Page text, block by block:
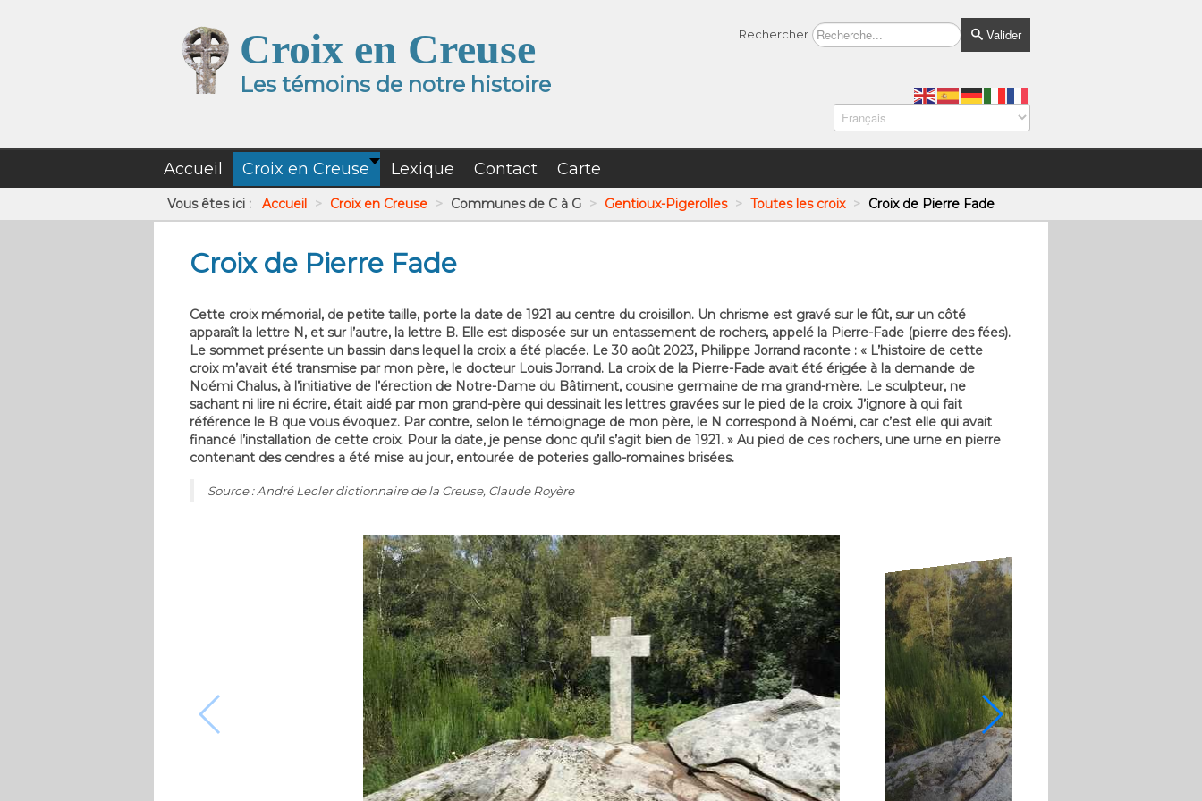
Croix en Creuse
Les témoins de notre histoire
Rechercher Valider
Accueil Croix en Creuse Lexique Contact Carte
Vous êtes ici : Accueil > Croix en Creuse > Communes de C à G > Gentioux-Pigerolles > Toutes les croix > Croix de Pierre Fade
Croix de Pierre Fade
Cette croix mémorial, de petite taille, porte la date de 1921 au centre du croisillon. Un chrisme est gravé sur le fût, sur un côté
apparaît la lettre N, et sur l’autre, la lettre B. Elle est disposée sur un entassement de rochers, appelé la Pierre-Fade (pierre des fées).
Le sommet présente un bassin dans lequel la croix a été placée. Le 30 août 2023, Philippe Jorrand raconte : « L’histoire de cette
croix m’avait été transmise par mon père, le docteur Louis Jorrand. La croix de la Pierre-Fade avait été érigée à la demande de
Noémi Chalus, à l’initiative de l’érection de Notre-Dame du Bâtiment, cousine germaine de ma grand-mère. Le sculpteur, ne
sachant ni lire ni écrire, était aidé par mon grand-père qui dessinait les lettres gravées sur le pied de la croix. J’ignore à qui fait
référence le B que vous évoquez. Par contre, selon le témoignage de mon père, le N correspond à Noémi, car c’est elle qui avait
financé l’installation de cette croix. Pour la date, je pense donc qu’il s’agit bien de 1921. » Au pied de ces rochers, une urne en pierre
contenant des cendres a été mise au jour, entourée de poteries gallo-romaines brisées.
Source : André Lecler dictionnaire de la Creuse, Claude Royère